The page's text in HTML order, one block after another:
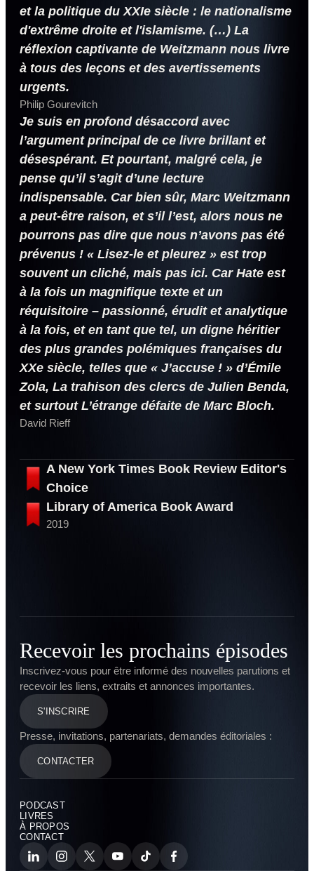
et la politique du XXIe siècle : le nationalisme
d'extrême droite et l'islamisme. (…) La
réflexion captivante de Weitzmann nous livre
à tous des leçons et des avertissements
urgents.
Philip Gourevitch
Je suis en profond désaccord avec
l’argument principal de ce livre brillant et
désespérant. Et pourtant, malgré cela, je
pense qu’il s’agit d’une lecture
indispensable. Car bien sûr, Marc Weitzmann
a peut-être raison, et s’il l’est, alors nous ne
pourrons pas dire que nous n’avons pas été
prévenus ! « Lisez-le et pleurez » est trop
souvent un cliché, mais pas ici. Car Hate est
à la fois un magnifique texte et un
réquisitoire – passionné, érudit et analytique
à la fois, et en tant que tel, un digne héritier
des plus grandes polémiques françaises du
XXe siècle, telles que « J’accuse ! » d’Émile
Zola, La trahison des clercs de Julien Benda,
et surtout L’étrange défaite de Marc Bloch.
David Rieff
A New York Times Book Review Editor's
Choice
Library of America Book Award
2019
PODCAST
LIVRES
À PROPOS
CONTACT
Recevoir les prochains épisodes
Inscrivez-vous pour être informé des nouvelles parutions et
recevoir les liens, extraits et annonces importantes.
S'INSCRIRE
Presse, invitations, partenariats, demandes éditoriales :
CONTACTER